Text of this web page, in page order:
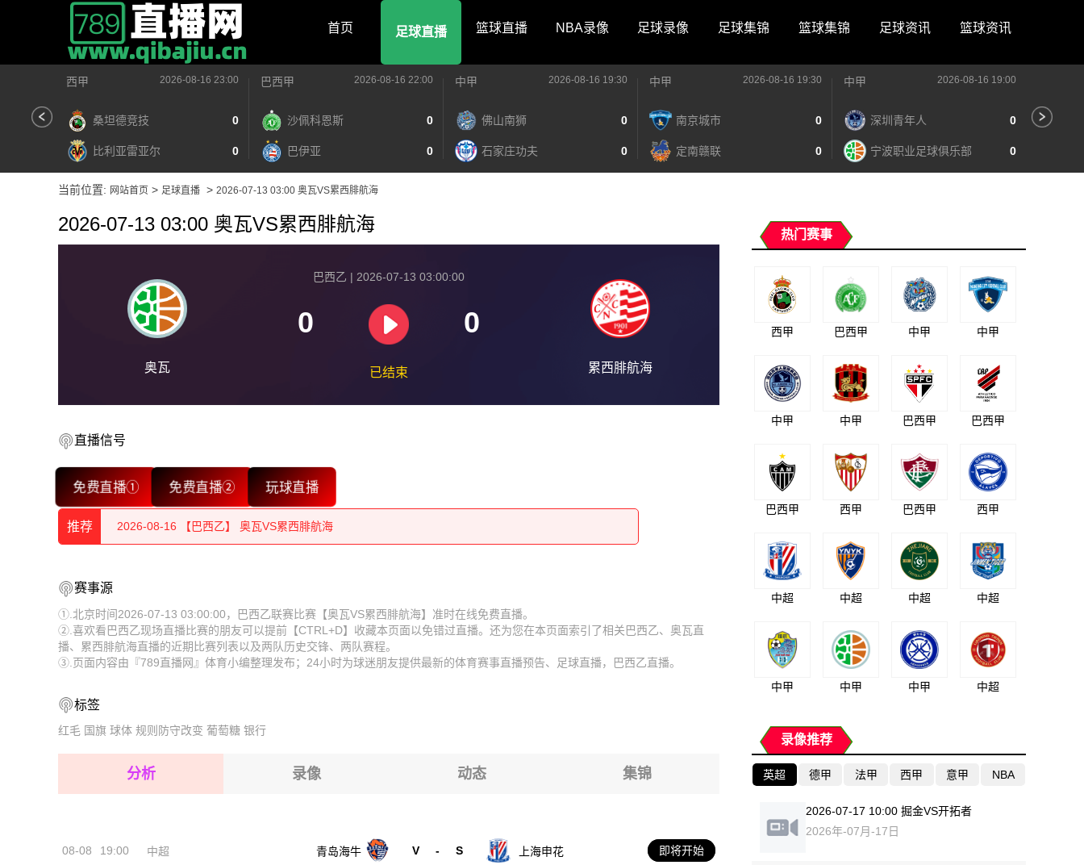
首页 足球直播 篮球直播 NBA录像 足球录像 足球集锦 篮球集锦 足球资讯 篮球资讯
西甲 2026-08-16 23:00
桑坦德竞技 0
比利亚雷亚尔 0
巴西甲 2026-08-16 22:00
沙佩科恩斯 0
巴伊亚 0
中甲 2026-08-16 19:30
佛山南狮 0
石家庄功夫 0
中甲 2026-08-16 19:30
南京城市 0
定南赣联 0
中甲 2026-08-16 19:00
深圳青年人 0
宁波职业足球俱乐部 0
当前位置: 网站首页 > 足球直播 > 2026-07-13 03:00 奥瓦VS累西腓航海
2026-07-13 03:00 奥瓦VS累西腓航海
奥瓦
巴西乙 | 2026-07-13 03:00:00
0 0
已结束 累西腓航海
直播信号
免费直播① 免费直播② 玩球直播
推荐
2026-08-16 【巴西乙】 奥瓦VS累西腓航海
2026-08-16 【巴西乙】 奥瓦VS累西腓航海
2026-08-16 【巴西乙】 奥瓦VS累西腓航海
2026-08-16 【巴西乙】 奥瓦VS累西腓航海
2026-08-16 【巴西乙】 奥瓦VS累西腓航海
2026-08-16 【巴西乙】 奥瓦VS累西腓航海
2026-08-16 【巴西乙】 奥瓦VS累西腓航海
2026-08-16 【巴西乙】 奥瓦VS累西腓航海
2026-08-16 【巴西乙】 奥瓦VS累西腓航海
赛事源
①.北京时间2026-07-13 03:00:00，巴西乙联赛比赛【奥瓦VS累西腓航海】准时在线免费直播。
②.喜欢看巴西乙现场直播比赛的朋友可以提前【CTRL+D】收藏本页面以免错过直播。还为您在本页面索引了相关巴西乙、奥瓦直
播、累西腓航海直播的近期比赛列表以及两队历史交锋、两队赛程。
③.页面内容由『789直播网』体育小编整理发布；24小时为球迷朋友提供最新的体育赛事直播预告、足球直播，巴西乙直播。
标签
红毛 国旗 球体 规则防守改变 葡萄糖 银行
分析 录像 动态 集锦
08-08 19:00 中超 青岛海牛 V - S 上海申花 即将开始
热门赛事
西甲 巴西甲 中甲 中甲
中甲 中甲 巴西甲 巴西甲
巴西甲 西甲 巴西甲 西甲
中超 中超 中超 中超
中甲 中甲 中甲 中超
录像推荐
英超 德甲 法甲 西甲 意甲 NBA
2026-07-17 10:00 掘金VS开拓者
2026年-07月-17日